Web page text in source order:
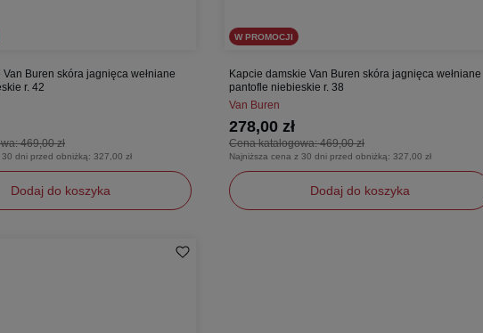
Van Buren skóra jagnięca wełniane
r. 42
469,00 zł
dni przed obniżką: 327,00 zł
Dodaj do koszyka
W PROMOCJI
Kapcie damskie Van Buren skóra jagnięca wełniane
pantofle niebieskie r. 38
Van Buren
Cena katalogowa:469,00 zł
278,00 zł
Najniższa cena z 30 dni przed obniżką: 327,00 zł
Dodaj do koszyka